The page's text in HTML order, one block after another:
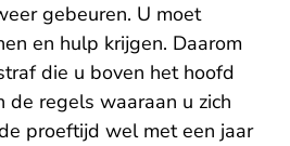
gebeuren. U moet
en hulp krijgen. Daarom
die u boven het hoofd
de regels waaraan u zich
proeftijd wel met een jaar